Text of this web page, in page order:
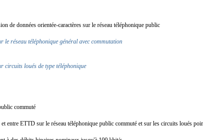
de données orientée-caractères sur le réseau téléphonique public
réseau téléphonique général avec commutation
circuits loués de type téléphonique
commuté
entre ETTD sur le réseau téléphonique public commuté et sur les circuits loués